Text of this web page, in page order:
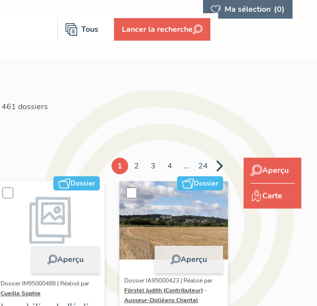
Ma sélection (0)
Tous Lancer la recherche
461 dossiers
1 2 3 4 ... 24
Dossier
Aperçu
Dossier IM95000488 | Réalisé par
Cueille Sophie
Dossier
Aperçu
Dossier IA95000423 | Réalisé par
Förstel Judith (Contributeur) -
Ausseur-Dolléans Chantal
Aperçu
Carte